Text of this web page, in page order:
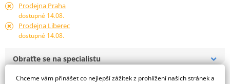
Prodejna Praha
dostupné 14.08.
Prodejna Liberec
dostupné 14.08.
Obraťte se na specialistu
Chceme vám přinášet co nejlepší zážitek z prohlížení našich stránek a